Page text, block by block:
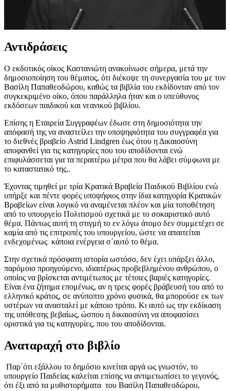
Αντιδράσεις
Ο εκδοτικός οίκος Καστανιώτη ανακοίνωσε σήμερα, μετά την
δημοσιοποίηση του θέματος, ότι διέκοψε τη συνεργασία του με τον
Βασίλη Παπαθεοδώρου, καθώς τα βιβλία του εκδίδονταν από τον
συγκεκριμένο οίκο, όπου παράλληλα ήταν και ο υπεύθυνος
εκδόσεων παιδικού και νεανικού βιβλίου.
Επίσης η Εταιρεία Συγγραφέων έδωσε στη δημοσιότητα την
απόφασή της να αναστείλει την υποψηφιότητα του συγγραφέα για
το διεθνές βραβείο Astrid Lindgren έως ότου η Δικαιοσύνη
αποφανθεί για τις κατηγορίες που του αποδίδονται ενώ
επιφυλάσσεται για τα περαιτέρω μέτρα που θα λάβει σύμφωνα με
το καταστατικό της..
Έχοντας τιμηθεί με τρία Κρατικά Βραβεία Παιδικού Βιβλίου ενώ
υπήρξε και πέντε φορές υποψήφιος στην ίδια κατηγορία Κρατικών
Βραβείων είναι λογικό να αναμένεται πλέον και μία τοποθέτηση
από το υπουργείο Πολιτισμού σχετικά με το σοκαριστικό αυτό
θέμα. Πάντως αυτή τη στιγμή το εν λόγω άτομο δεν συμμετέχει σε
καμία από τις επιτροπές του υπουργείου, ώστε να απαιτείται
ενδεχομένως κάποια ενέργεια σ΄αυτό το θέμα.
Στην σχετικά πρόσφατη ιστορία ωστόσο, δεν έχει υπάρξει άλλο,
παρόμοιο προηγούμενο, ιδιαιτέρως προβεβλημένου ανθρώπου, ο
οποίος να βρίσκεται αντιμέτωπος με τέτοιες βαριές κατηγορίες.
Είναι ένα ζήτημα επομένως, αν η τρεις φορές βράβευσή του από το
ελληνικό κράτος, σε ανύποπτο χρόνο φυσικά, θα μπορούσε εκ των
υστέρων να ανασταλεί με κάποιο τρόπο. Κι αυτό ως την εκδίκαση
της υπόθεσης βεβαίως, ώσπου η δικαιοσύνη να αποφασίσει
οριστικά για τις κατηγορίες, που του αποδίδονται.
Αναταραχή στο βιβλίο
Παρ΄ότι εξάλλου το δημόσιο κινείται αργά ως γνωστόν, το
υπουργείο Παιδείας καλείται επίσης να αντιμετωπίσει το γεγονός,
ότι έξι από τα μυθιστορήματα του Βασίλη Παπαθεοδώρου,